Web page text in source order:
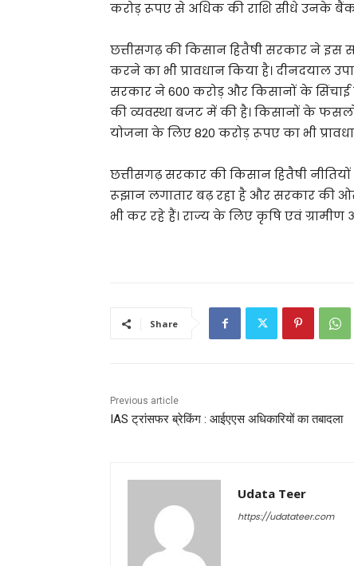
करोड़ रूपए से अधिक की राशि सीधे उनके
छत्तीसगढ़ की किसान हितैषी सरकार ने इस
करने का भी प्रावधान किया है। दीनदयाल
सरकार ने 600 करोड़ और किसानों के
की व्यवस्था बजट में की है। किसानों के
योजना के लिए 820 करोड़ रूपए का भी
छत्तीसगढ़ सरकार की किसान हितैषी
रूझान लगातार बढ़ रहा है और सरकार की
भी कर रहे हैं। राज्य के लिए कृषि एवं
Share
Previous article
IAS ट्रांसफर ब्रेकिंग : आईएएस अधिकारियों का तबादला
Udata Teer
https://udatateer.com